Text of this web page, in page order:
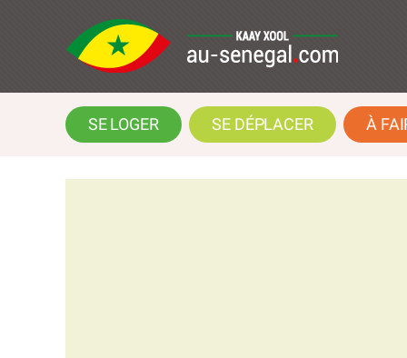
SE LOGER SE DÉPLACER À